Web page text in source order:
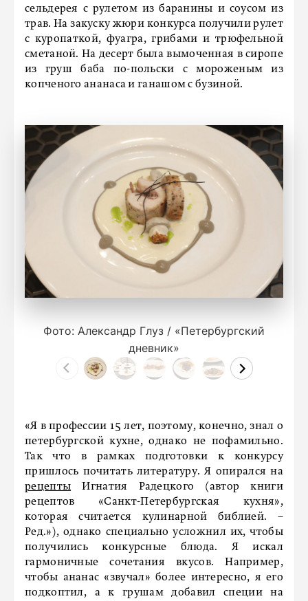
сельдерея с рулетом из баранины и соусом из
трав. На закуску жюри конкурса получили рулет
с куропаткой, фуагра, грибами и трюфельной
сметаной. На десерт была вымоченная в сиропе
из груш баба по-польски с мороженым из
копченого ананаса и ганашом с бузиной.
Фото: Александр Глуз / «Петербургский
дневник»
«Я в профессии 15 лет, поэтому, конечно, знал о
петербургской кухне, однако не пофамильно.
Так что в рамках подготовки к конкурсу
пришлось почитать литературу. Я опирался на
рецепты Игнатия Радецкого (автор книги
рецептов «Санкт-Петербургская кухня»,
которая считается кулинарной библией. –
Ред.»), однако специально усложнил их, чтобы
получились конкурсные блюда. Я искал
гармоничные сочетания вкусов. Например,
чтобы ананас «звучал» более интересно, я его
подкоптил, а к грушам добавил специи на